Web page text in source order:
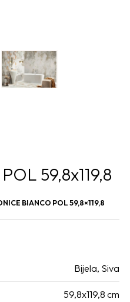
59,8x119,8
BIANCO POL 59,8×119,8
Bijela, Siva
59,8x119,8 cm